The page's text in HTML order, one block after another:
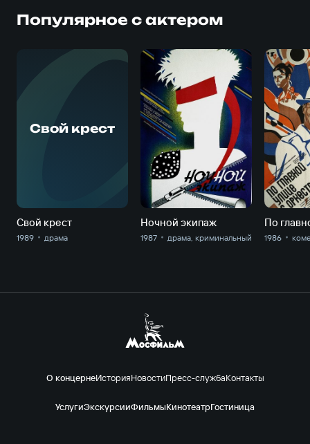
Популярное с актером
Свой крест
Свой крест
1989 драма
Ночной экипаж
1987 драма, криминальный 1986
О концернеИсторияНовостиПресс-службаКонтакты
УслугиЭкскурсииФильмыКинотеатрГостиница